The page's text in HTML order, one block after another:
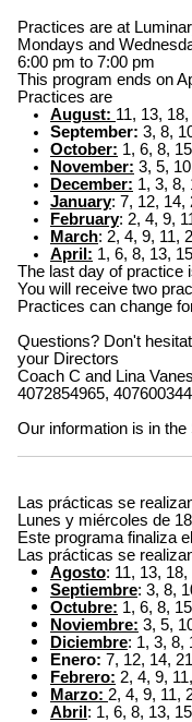
Practices are at
Mondays and
6:00 pm to 7:00 pm
This program ends on
Practices are
August: 11, 13,
September: 3, 8,
October: 1, 6, 8,
November: 3, 5,
December: 1, 3, 8,
January: 7, 12, 14,
February: 2, 4, 9,
March: 2, 4, 9, 11,
April: 1, 6, 8, 13,
The last day of practice
You will receive two
Practices can change
Questions? Don't
your Directors
Coach C and Lina
4072854965,
Our information is in
Las prácticas se
Lunes y miércoles de
Este programa finaliza
Las prácticas se
Agosto: 11, 13,
Septiembre: 3, 8,
Octubre: 1, 6, 8,
Noviembre: 3, 5,
Diciembre: 1, 3, 8,
Enero: 7, 12, 14,
Febrero: 2, 4, 9,
Marzo: 2, 4, 9, 11,
Abril: 1, 6, 8, 13,